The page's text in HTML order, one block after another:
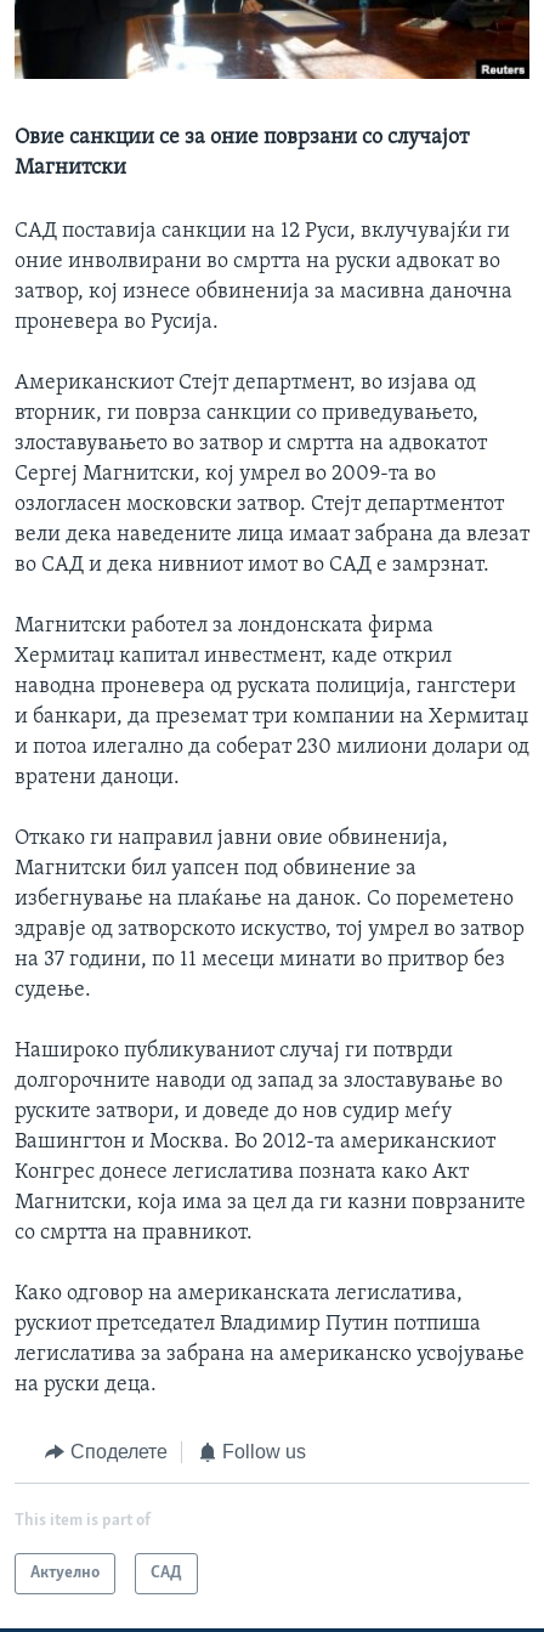
ИНТЕРВЈУА
Овие санкции се за оние поврзани со случајот
Магнитски
САД поставија санкции на 12 Руси, вклучувајќи ги
оние инволвирани во смртта на руски адвокат во
затвор, кој изнесе обвиненија за масивна даночна
проневера во Русија.
Американскиот Стејт департмент, во изјава од
вторник, ги поврза санкции со приведувањето,
злоставувањето во затвор и смртта на адвокатот
Сергеј Магнитски, кој умрел во 2009-та во
озлогласен московски затвор. Стејт департментот
вели дека наведените лица имаат забрана да влезат
во САД и дека нивниот имот во САД е замрзнат.
Магнитски работел за лондонската фирма
Хермитаџ капитал инвестмент, каде открил
наводна проневера од руската полиција, гангстери
и банкари, да преземат три компании на Хермитаџ
и потоа илегално да соберат 230 милиони долари од
вратени даноци.
Откако ги направил јавни овие обвиненија,
Магнитски бил уапсен под обвинение за
избегнување на плаќање на данок. Со пореметено
здравје од затворското искуство, тој умрел во затвор
на 37 години, по 11 месеци минати во притвор без
судење.
Нашироко публикуваниот случај ги потврди
долгорочните наводи од запад за злоставување во
руските затвори, и доведе до нов судир меѓу
Вашингтон и Москва. Во 2012-та американскиот
Конгрес донесе легислатива позната како Акт
Магнитски, која има за цел да ги казни поврзаните
со смртта на правникот.
Како одговор на американската легислатива,
рускиот претседател Владимир Путин потпиша
легислатива за забрана на американско усвојување
на руски деца.
Споделете Follow us
This item is part of
Актуелно САД